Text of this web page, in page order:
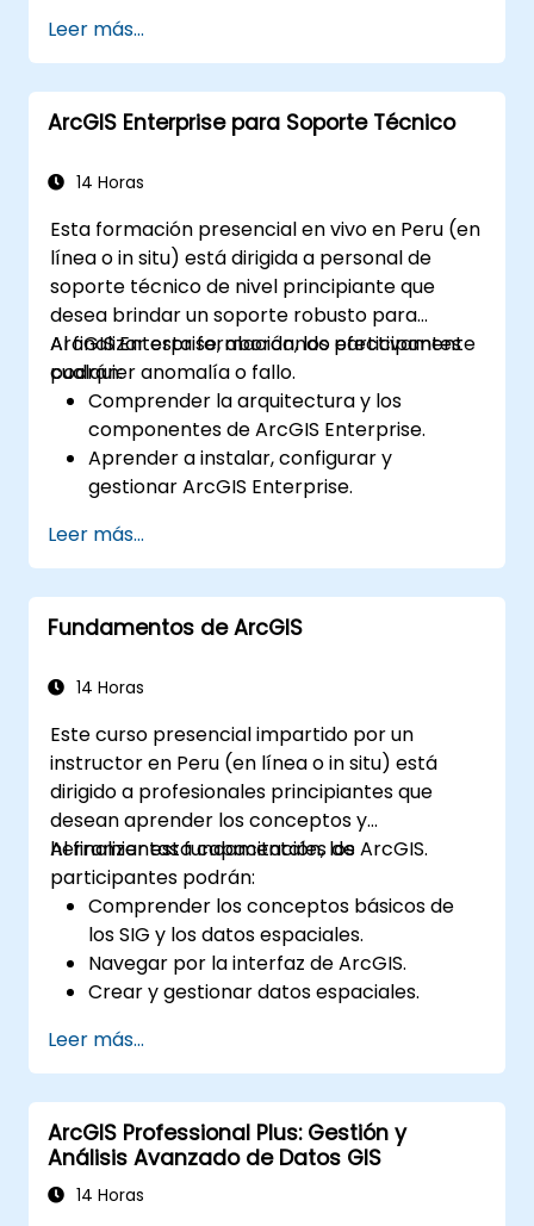
Ejecutar análisis espacial avanzado y
tareas de geoprocésamiento.
Automatizar flujos de trabajo utilizando
ModelBuilder y Python.
Leer más...
ArcGIS Enterprise para Soporte Técnico
14 Horas
Esta formación presencial en vivo en Peru (en
línea o in situ) está dirigida a personal de
soporte técnico de nivel principiante que
desea brindar un soporte robusto para
ArcGIS Enterprise, abordando efectivamente
cualquier anomalía o fallo.
Al finalizar esta formación, los participantes
podrán:
Comprender la arquitectura y los
componentes de ArcGIS Enterprise.
Aprender a instalar, configurar y
gestionar ArcGIS Enterprise.
problemas y resolver incidencias
comunes.
Desarrollar competencia en el monitoreo
y mantenimiento de entornos de ArcGIS
Dominar las técnicas de respaldo,
rendimiento.
Leer más...
Fundamentos de ArcGIS
14 Horas
Este curso presencial impartido por un
instructor en Peru (en línea o in situ) está
dirigido a profesionales principiantes que
desean aprender los conceptos y
herramientas fundamentales de ArcGIS.
Al finalizar esta capacitación, los
participantes podrán:
Comprender los conceptos básicos de
los SIG y los datos espaciales.
Navegar por la interfaz de ArcGIS.
Crear y gestionar datos espaciales.
Crear mapas y visualizaciones.
Leer más...
ArcGIS Professional Plus: Gestión y
Análisis Avanzado de Datos GIS
14 Horas